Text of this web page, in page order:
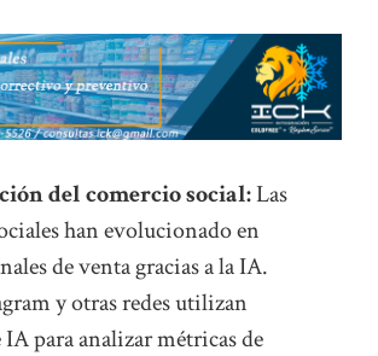
del comercio social:Las
han evolucionado en
de venta gracias a la IA.
y otras redes utilizan
para analizar métricas de